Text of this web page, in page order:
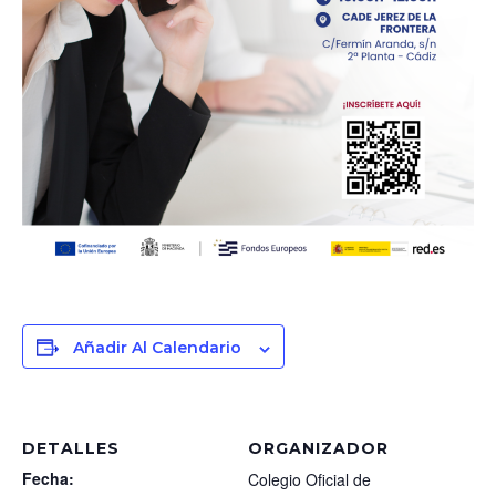
Añadir Al Calendario
DETALLES
Fecha:
ORGANIZADOR
Colegio Oficial de